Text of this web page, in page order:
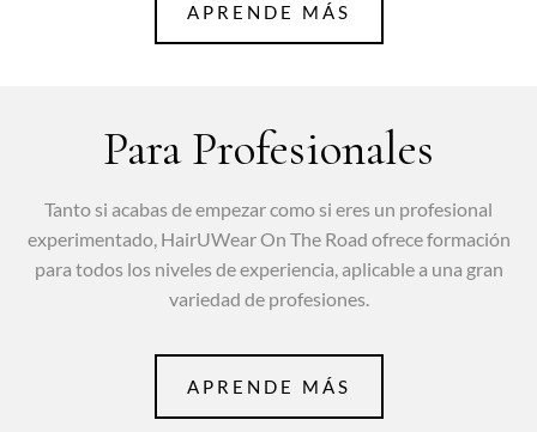
APRENDE MÁS
Para Profesionales
Tanto si acabas de empezar como si eres un profesional
experimentado, HairUWear On The Road ofrece formación
para todos los niveles de experiencia, aplicable a una gran
variedad de profesiones.
APRENDE MÁS